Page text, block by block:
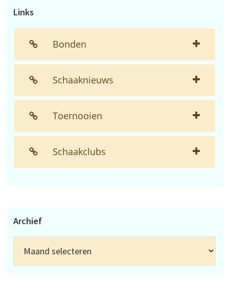
Links
Bonden
Schaaknieuws
Toernooien
Schaakclubs
Archief